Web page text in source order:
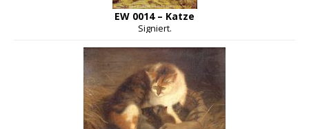
EW 0014 – Katze
Signiert.